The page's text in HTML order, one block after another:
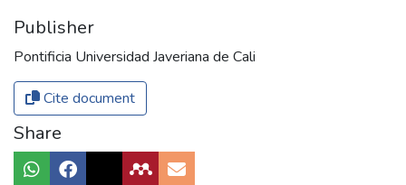
Publisher
Pontificia Universidad Javeriana de Cali
Cite document
Share